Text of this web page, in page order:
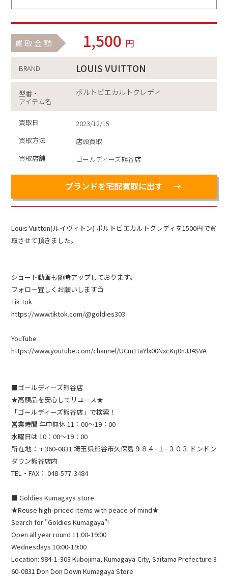
買取金額 1,500 円
BRAND LOUIS VUITTON
型番・
アイテム名
ポルトビエカルトクレディ
買取日
2023/12/15
買取方法
店頭買取
買取店舗
ゴールディーズ熊谷店
ブランドを宅配買取に出す
Louis Vuitton(ルイヴィトン) ポルトビエカルトクレディを1500円で買
取させて頂きました。
ショート動画も随時アップしております。
フォロー宜しくお願いします📺
Tik Tok
https://www.tiktok.com/@goldies303
YouTube
https://www.youtube.com/channel/UCm1taYlx00NxcKq0nJJ4SVA
■ゴールディーズ熊谷店
★高額品を安心してリユース★
「ゴールディーズ熊谷店」で検索！
営業時間 年中無休 11：00～19：00
水曜日は 10：00～19：00
所在地：〒360-0831 埼玉県熊谷市久保島９８４−１−３０３ ドンドン
ダウン熊谷店内
TEL・FAX： 048-577-3484​
■ Goldies Kumagaya store
★Reuse high-priced items with peace of mind★
Search for "Goldies Kumagaya"!
Open all year round 11:00-19:00
Wednesdays 10:00-19:00
Location: 984-1-303 Kubojima, Kumagaya City, Saitama Prefecture 3
60-0831 Don Don Down Kumagaya Store